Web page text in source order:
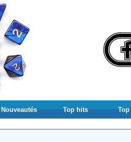
Nouveautés Top hits Top